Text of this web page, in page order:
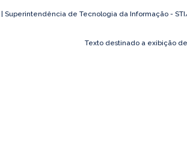
| Superintendência de Tecnologia da Informação -
Texto destinado a exibição